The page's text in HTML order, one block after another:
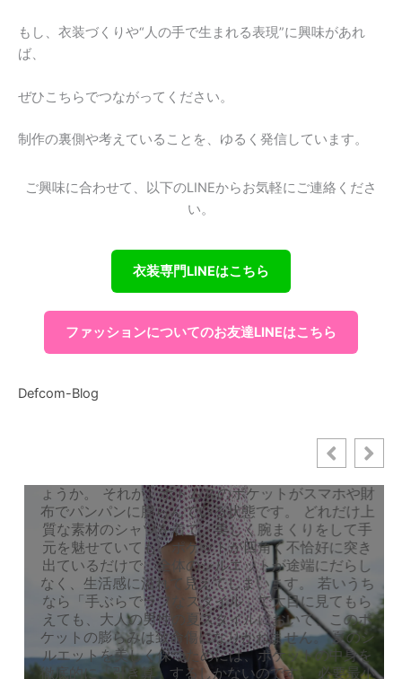
もし、衣装づくりや“人の手で生まれる表現”に興味があれ
ば、
ぜひこちらでつながってください。
制作の裏側や考えていることを、ゆるく発信しています。
ご興味に合わせて、以下のLINEからお気軽にご連絡くださ
い。
衣装専門LINEはこちら
ファッションについてのお友達LINEはこちら
Defcom-Blog
の夏服を劇的に軽くするミニマルバッグ
40代の夏服を台無しにする、ボトムスの「ポケット
枚という軽装になる季節。 40代・50代のメンズフ
ァッションにおいて、清潔感やスマートさを一瞬で
ょうか。 それが、ボトムスのポケットがスマホや財
布でパンパンに膨らんでいる状態です。 どれだけ上
質な素材のシャツを着て、美しく腕まくりをして手
元を魅せていても、ポケットが四角く不恰好に突き
出ているだけで、全体のシルエットが途端にだらし
なく、生活感に溢れて見えてしまいます。 若いうち
なら「手ぶらでラフなスタイル」で大目に見てもら
えても、大人の男性の夏スタイルにおいて、このポ
ケットの膨らみは致命傷になりかねません。 夏のシ
ルエットを美しく保つためには、ポケットの中身を
徹底的に「引き算」するしかないのです。 必要最小